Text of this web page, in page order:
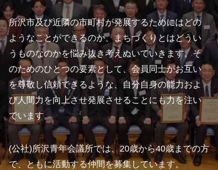
所沢市及び近隣の市町村が発展するためにはどの
ようなことができるのか、まちづくりとはどうい
うものなのかを悩み抜き考えぬいていきます。そ
のためのひとつの要素として、会員同士がお互い
を尊敬し信頼できるような、自分自身の能力およ
び人間力を向上させ発展させることにも力を注い
でいます。
(公社)所沢青年会議所では、20歳から40歳までの方
で、ともに活動する仲間を募集しています。